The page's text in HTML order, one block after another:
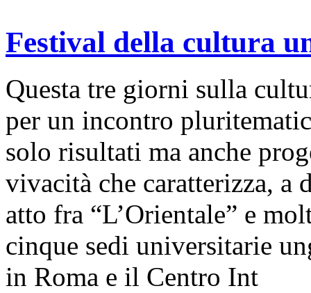
Festival della cultura
Questa tre giorni sulla
per un incontro
solo risultati ma anche
vivacità che caratterizza,
atto fra “L’Orientale” e
cinque sedi universitarie
in Roma e il Centro Int